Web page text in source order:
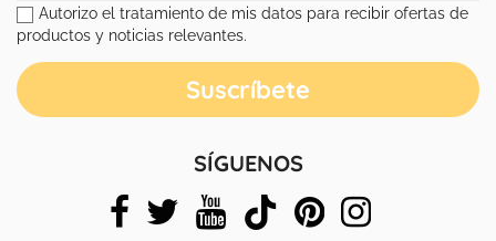
Autorizo el tratamiento de mis datos para recibir ofertas de
productos y noticias relevantes.
SÍGUENOS